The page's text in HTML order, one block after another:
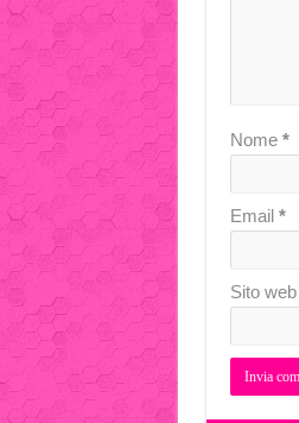
Nome *
Email *
Sito web